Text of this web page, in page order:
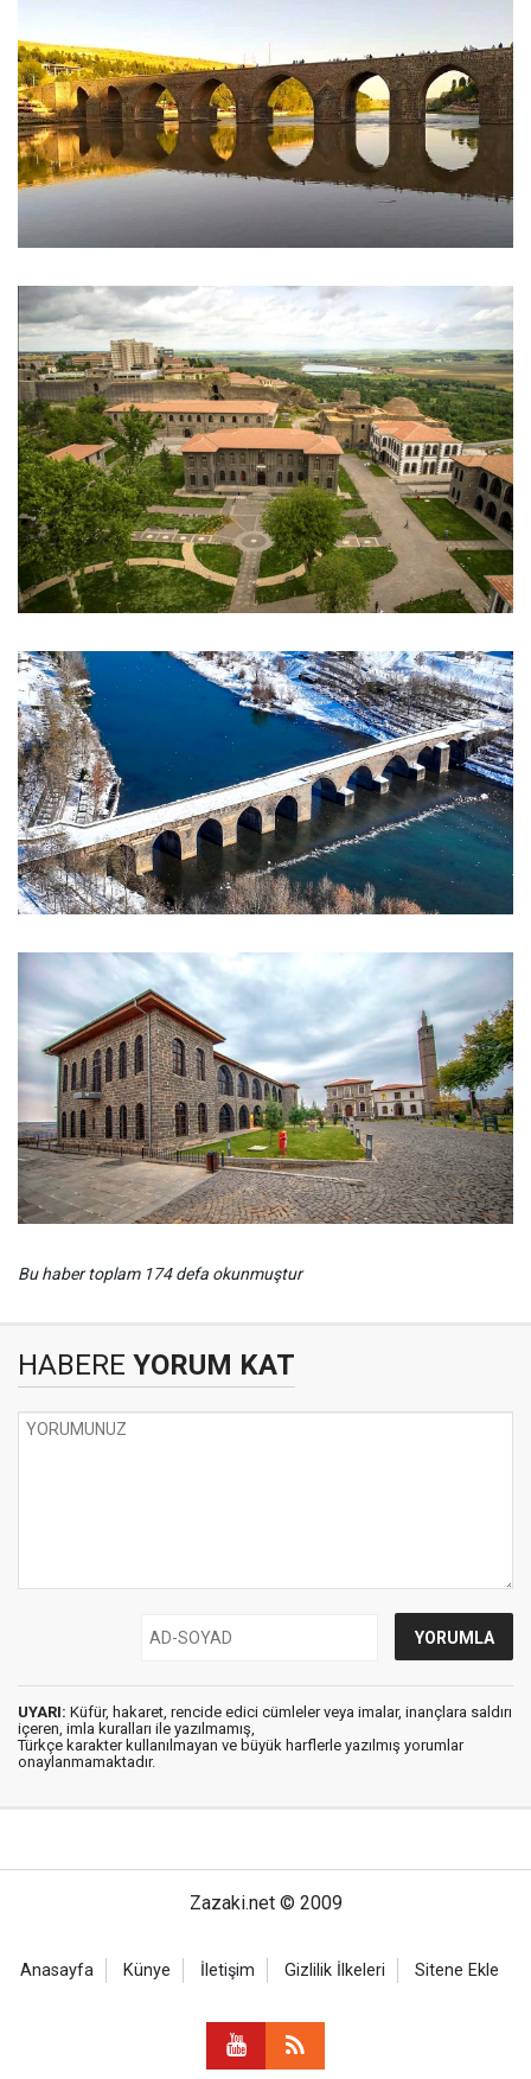
Bu haber toplam 174 defa okunmuştur
HABERE YORUM KAT
UYARI: Küfür, hakaret, rencide edici cümleler veya imalar, inançlara saldırı
içeren, imla kuralları ile yazılmamış,
Türkçe karakter kullanılmayan ve büyük harflerle yazılmış yorumlar
onaylanmamaktadır.
Zazaki.net © 2009
Anasayfa Künye İletişim Gizlilik İlkeleri Sitene Ekle